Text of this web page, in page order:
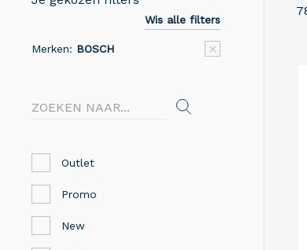
Wis alle filters
Merken: BOSCH
Outlet
Promo
New